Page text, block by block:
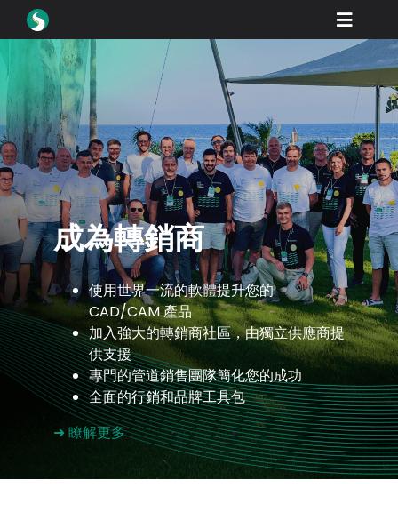
content
Toggle
產品
下載
學習
如何購買
展示
行業
公司
經銷商門戶
支援
我的帳戶
成為轉銷商
使用世界一流的軟體提升您的
CAD/CAM 產品
加入強大的轉銷商社區，由獨立供應商提
供支援
專門的管道銷售團隊簡化您的成功
全面的行銷和品牌工具包
➜ 瞭解更多